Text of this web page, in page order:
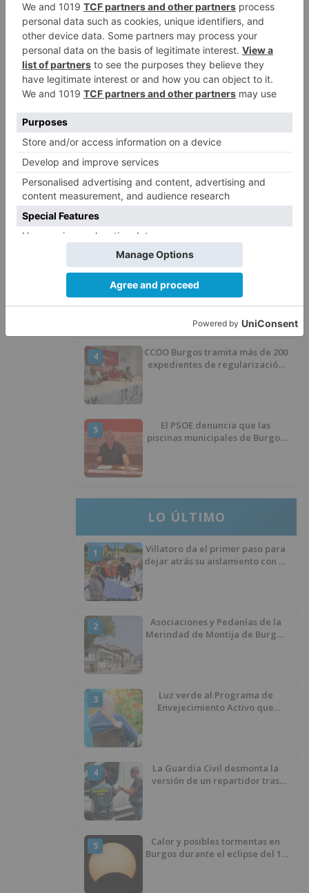
zamanzas altos pidiendo
arreglo
puente
robredo
LO + VISTO
Barrio (PSOE) denuncia que la
apertura del Castillo responde a
“una foto” y no a la culminación
del proyecto
El poblado de El Encuentro de
proceso de realojo
Un libro rescata la historia y
memoria del pueblo burgalés de
Huérmeces
4
CCOO Burgos tramita más de 200
expedientes de regularización
5
El PSOE denuncia que las
piscinas municipales de Burgos
LO ÚLTIMO
1
Villatoro da el primer paso para
dejar atrás su aislamiento con el
2
Asociaciones y Pedanías de la
Merindad de Montija de Burgos
3
Luz verde al Programa de
Envejecimiento Activo que
4
La Guardia Civil desmonta la
versión de un repartidor tras
5
Calor y posibles tormentas en
Burgos durante el eclipse del 12